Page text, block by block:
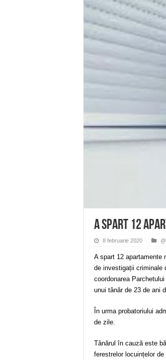
A spart 12
8 februarie 2020
A spart 12 apartamente
de investigații criminale
coordonarea
unui tânăr de 23 de ani
În urma probatoriului
de zile.
Tânărul în cauză este
ferestrelor locuințelor